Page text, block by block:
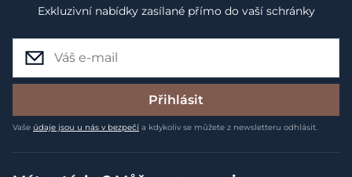
Exkluzivní nabídky zasílané přímo do vaší schránky
Přihlásit
Vaše údaje jsou u nás v bezpečí a kdykoliv se můžete z newsletteru odhlásit.